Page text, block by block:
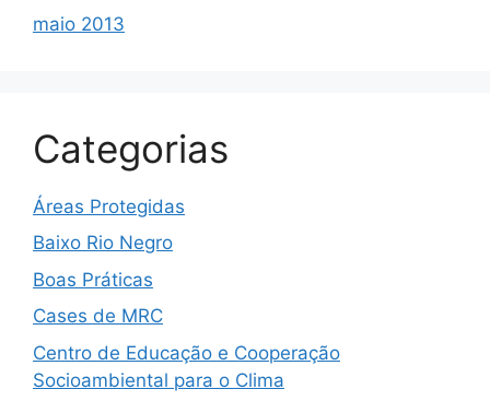
maio 2013
Categorias
Áreas Protegidas
Baixo Rio Negro
Boas Práticas
Cases de MRC
Centro de Educação e Cooperação
Socioambiental para o Clima